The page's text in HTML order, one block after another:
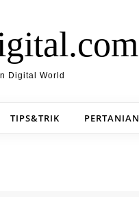
Digital World
TIPS&TRIK PERTANIAN